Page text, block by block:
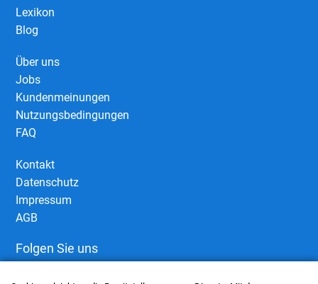
Lexikon
Blog
Über uns
Jobs
Kundenmeinungen
Nutzungsbedingungen
FAQ
Kontakt
Datenschutz
Impressum
AGB
Folgen Sie uns